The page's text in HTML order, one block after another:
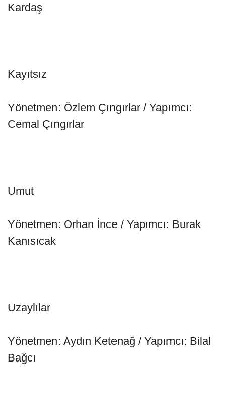
Kardaş
Kayıtsız
Yönetmen: Özlem Çıngırlar / Yapımcı:
Cemal Çıngırlar
Umut
Yönetmen: Orhan İnce / Yapımcı: Burak
Kanısıcak
Uzaylılar
Yönetmen: Aydın Ketenağ / Yapımcı: Bilal
Bağcı